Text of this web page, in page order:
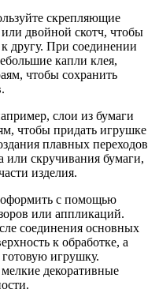
скрепляющие
двойной скотч, чтобы
другу. При соединении
капли клея,
чтобы сохранить
слои из бумаги
чтобы придать игрушке
плавных переходов
или скручивания бумаги,
изделия.
с помощью
или аппликаций.
соединения основных
к обработке, а
игрушку.
декоративные